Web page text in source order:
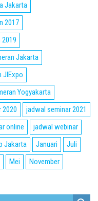
Jakarta
2017
Jakarta
JIExpo
Yogyakarta
2020
jadwal seminar 2021
online
jadwal webinar
Jakarta Januari
Juli
Mei
November